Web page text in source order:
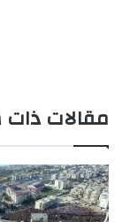
مقالات